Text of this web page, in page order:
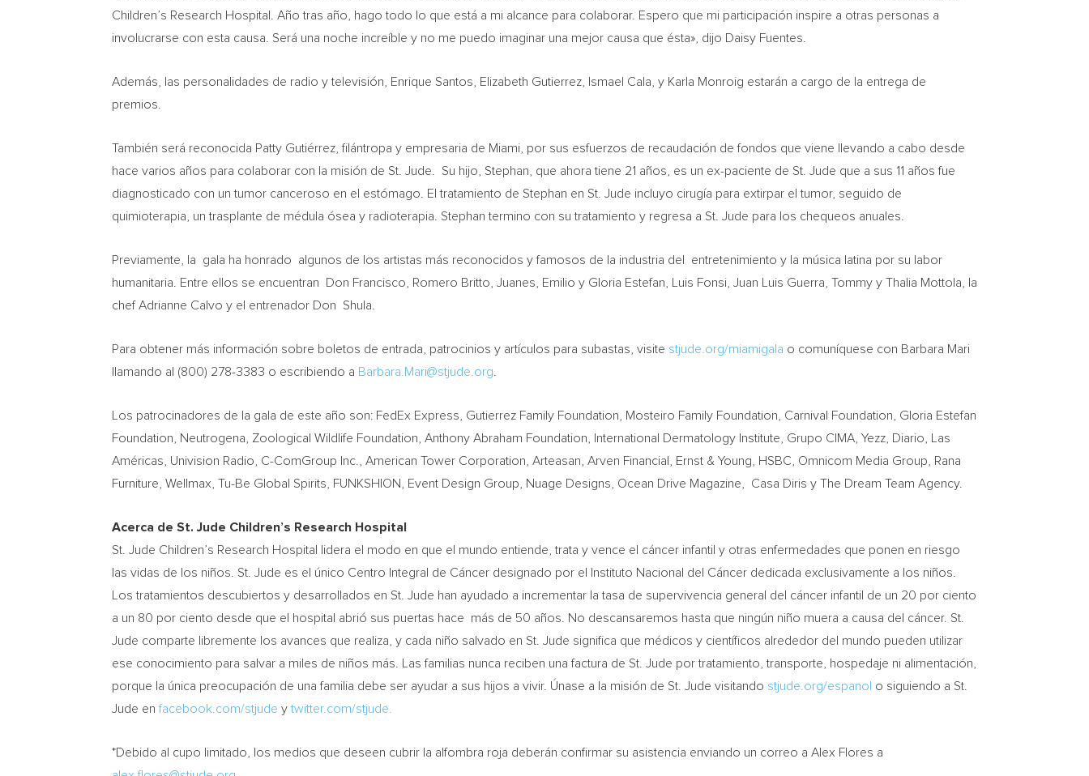
Children’s Research Hospital. Año tras año, hago todo lo que está a mi alcance para colaborar. Espero que mi participación inspire a otras personas a
involucrarse con esta causa. Será una noche increíble y no me puedo imaginar una mejor causa que ésta», dijo Daisy Fuentes
Además, las personalidades de radio y televisión, Enrique Santos , Elizabeth Gutierrez, Ismael Cala, y Karla Monroig estarán a cargo de la entrega de
premios.
También será reconocida Patty Gutiérrez, filántropa y empresaria de Miami , por sus esfuerzos de recaudación de fondos que viene llevando a cabo desde
hace varios años para colaborar con la misión de St. Jude. Su hijo, Stephan, que ahora tiene 21 años, es un ex-paciente de St. Jude que a sus 11 años fue
diagnosticado con un tumor canceroso en el estómago. El tratamiento de Stephan en St. Jude incluyo cirugía para extirpar el tumor, seguido de
quimioterapia, un trasplante de médula ósea y radioterapia. Stephan termino con su tratamiento y regresa a St. Jude para los chequeos anuales.
Previamente, la gala ha honrado algunos de los artistas más reconocidos y famosos de la industria del entretenimiento y la música latina por su labor
humanitaria. Entre ellos se encuentran Don Francisco,
Romero Britto , Juanes, Emilio y Gloria Estefan , Luis Fonsi, Juan Luis Guerra , Tommy y Thalia Mottola , la
chefAdrianne Calvo y el entrenador Don Shula.
Para obtener más información sobre boletos de entrada, patrocinios y artículos para subastas, visite stjude.org/miamigala o comuníquese con Barbara Mari
llamando al (800) 278-3383 o escribiendo a Barbara.Mari@stjude.org
Los patrocinadores de la gala de este año son: FedEx Express, Gutierrez Family Foundation, Mosteiro Family Foundation, Carnival Foundation, Gloria Estefan
Foundation, Neutrogena, Zoological Wildlife Foundation, Anthony Abraham Foundation, International Dermatology Institute, Grupo CIMA, Yezz, Diario, Las
Américas, Univision Radio, C-ComGroup Inc., American Tower Corporation, Arteasan, Arven Financial, Ernst & Young, HSBC, Omnicom Media Group, Rana
Furniture, Wellmax, Tu-Be Global Spirits, FUNKSHION, Event Design Group, Nuage Designs, Ocean Drive Magazine, Casa Diris y The Dream Team Agency.
Acerca de St. Jude Children’s Research Hospital
St. Jude Children’s Research Hospital lidera el modo en que el mundo entiende, trata y vence el cáncer infantil y otras enfermedades que ponen en riesgo
las vidas de los niños. St. Jude es el único Centro Integral de Cáncer designado por el Instituto Nacional del Cáncer dedicada exclusivamente a los niños.
Los tratamientos descubiertos y desarrollados en St. Jude han ayudado a incrementar la tasa de supervivencia general del cáncer infantil de un 20 por ciento
a un 80 por ciento desde que el hospital abrió sus puertas hace más de 50 años. No descansaremos hasta que ningún niño muera a causa del cáncer. St.
Jude comparte libremente los avances que realiza, y cada niño salvado en St. Jude significa que médicos y científicos alrededor del mundo pueden utilizar
ese conocimiento para salvar a miles de niños más. Las familias nunca reciben una factura de St. Jude por tratamiento, transporte, hospedaje ni alimentación,
porque la única preocupación de una familia debe ser ayudar a sus hijos a vivir. Únase a la misión de St. Jude visitando stjude.org/espanol o siguiendo a St.
Jude enfacebook.com/stjude ytwitter.com/stjude.
*Debido al cupo limitado, los medios que deseen cubrir la alfombra roja deberán confirmar su asistencia enviando un correo a Alex Flores a